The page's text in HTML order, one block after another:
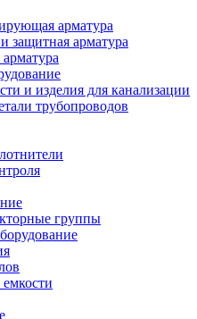
арматура
защитная арматура
и изделия для канализации
трубопроводов
группы